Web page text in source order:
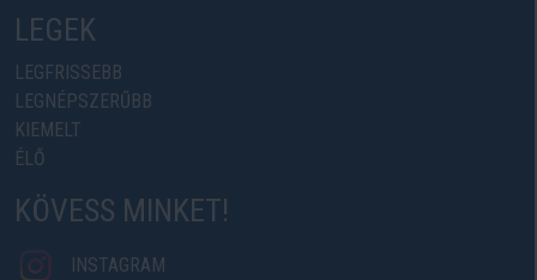
LEGEK
LEGFRISSEBB
LEGNÉPSZERŰBB
KIEMELT
ÉLŐ
KÖVESS MINKET!
INSTAGRAM